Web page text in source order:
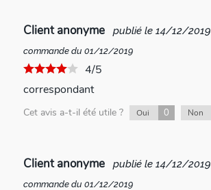
Client anonyme publié le 14/12/2019
commande du 01/12/2019
4/5
correspondant
Cet avis a-t-il été utile ? Oui 0 Non
Client anonyme publié le 14/12/2019
commande du 01/12/2019